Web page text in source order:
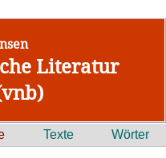
Literatur
Texte Wörter